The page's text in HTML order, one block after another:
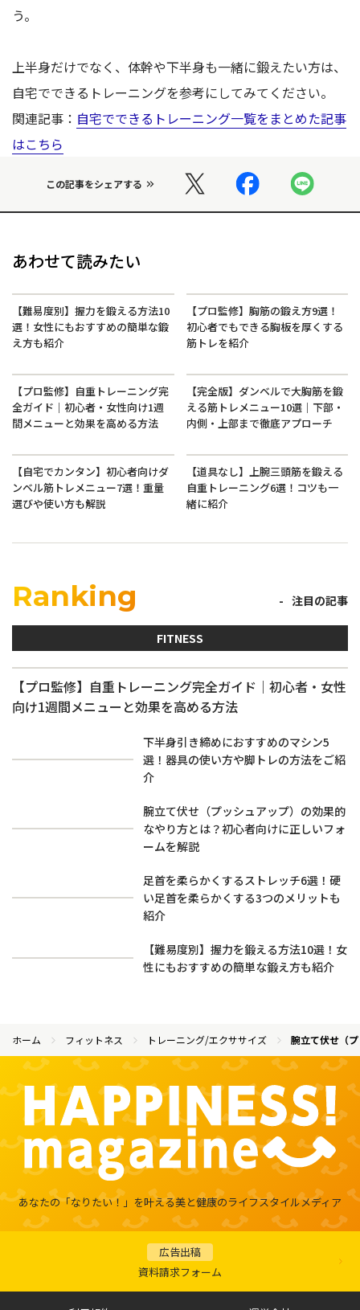
う。
上半身だけでなく、体幹や下半身も一緒に鍛えたい方は、
自宅でできるトレーニングを参考にしてみてください。
関連記事： 自宅でできるトレーニング一覧をまとめた記事
はこちら
この記事をシェアする
あわせて読みたい
【難易度別】握力を鍛える方法10
選！女性にもおすすめの簡単な鍛
え方も紹介
【プロ監修】胸筋の鍛え方9選！
初心者でもできる胸板を厚くする
筋トレを紹介
【プロ監修】自重トレーニング完
全ガイド｜初心者・女性向け1週
間メニューと効果を高める方法
【完全版】ダンベルで大胸筋を鍛
える筋トレメニュー10選｜下部・
内側・上部まで徹底アプローチ
【自宅でカンタン】初心者向けダ
ンベル筋トレメニュー7選！重量
選びや使い方も解説
【道具なし】上腕三頭筋を鍛える
自重トレーニング6選！コツも一
緒に紹介
Ranking 注目の記事
FITNESS
【プロ監修】自重トレーニング完全ガイド｜初心者・女性
向け1週間メニューと効果を高める方法
下半身引き締めにおすすめのマシン5
選！器具の使い方や脚トレの方法をご紹
介
腕立て伏せ（プッシュアップ）の効果的
なやり方とは？初心者向けに正しいフォ
ームを解説
足首を柔らかくするストレッチ6選！硬
い足首を柔らかくする3つのメリットも
紹介
【難易度別】握力を鍛える方法10選！女
性にもおすすめの簡単な鍛え方も紹介
ホーム フィットネス トレーニング/エクササイズ 腕立て伏せ（
あなたの「なりたい！」を叶える美と健康のライフスタイルメディア
広告出稿
資料請求フォーム